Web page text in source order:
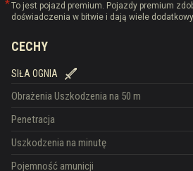
To jest pojazd premium. Pojazdy premium
doświadczenia w bitwie i dają wiele
CECHY
SIŁA OGNIA
Obrażenia Uszkodzenia na 50 m
Penetracja
Uszkodzenia na minutę
Pojemność amunicji